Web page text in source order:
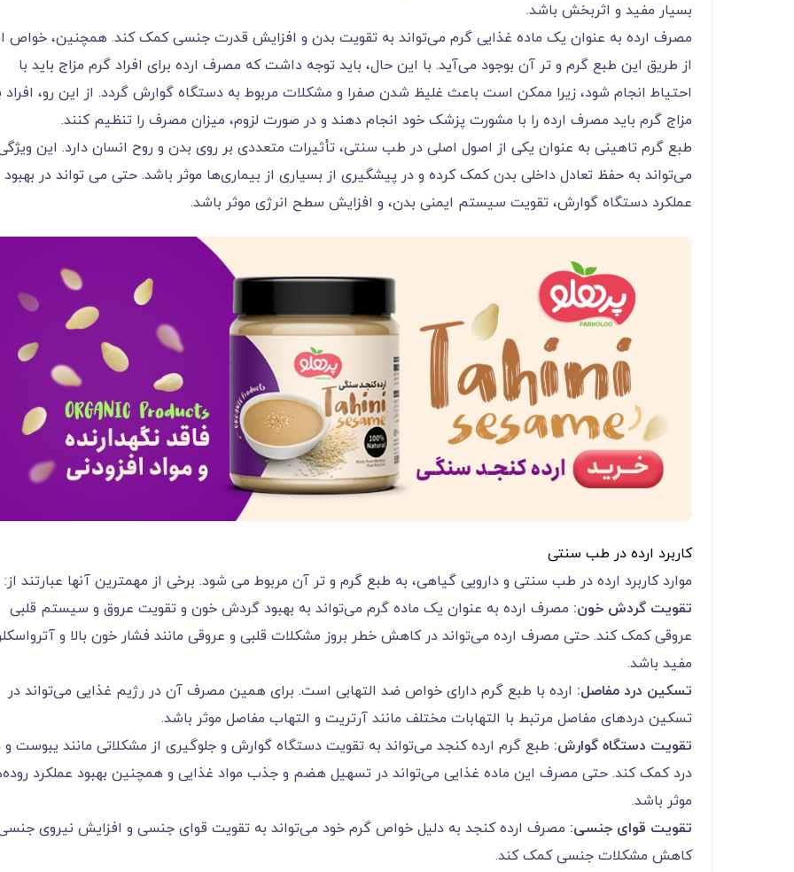
بسیار مفید و اثربخش باشد.
مصرف ارده به عنوان یک ماده غذایی گرم می‌تواند به تقویت بدن و افزایش قدرت جنسی کمک کند. همچنین، خواص
از طریق این طبع گرم و تر آن بوجود می‌آید. با این حال، باید توجه داشت که مصرف ارده برای افراد گرم مزاج باید با
احتیاط انجام شود، زیرا ممکن است باعث غلیظ شدن صفرا و مشکلات مربوط به دستگاه گوارش گردد. از این رو، افراد
مزاج گرم باید مصرف ارده را با مشورت پزشک خود انجام دهند و در صورت لزوم، میزان مصرف را تنظیم کنند.
طبع گرم تاهینی به عنوان یکی از اصول اصلی در طب سنتی، تأثیرات متعددی بر روی بدن و روح انسان دارد. این
می‌تواند به حفظ تعادل داخلی بدن کمک کرده و در پیشگیری از بسیاری از بیماری‌ها موثر باشد. حتی می تواند در بهبود
عملکرد دستگاه گوارش، تقویت سیستم ایمنی بدن، و افزایش سطح انرژی موثر باشد.
کاربرد ارده در طب سنتی
موارد کاربرد ارده در طب سنتی و دارویی گیاهی، به طبع گرم و تر آن مربوط می شود. برخی از مهمترین آنها عبارتند از:
تقویت گردش خون: مصرف ارده به عنوان یک ماده گرم می‌تواند به بهبود گردش خون و تقویت عروق و سیستم قلبی
عروقی کمک کند. حتی مصرف ارده می‌تواند در کاهش خطر بروز مشکلات قلبی و عروقی مانند فشار خون بالا و
مفید باشد.
تسکین درد مفاصل: ارده با طبع گرم دارای خواص ضد التهابی است. برای همین مصرف آن در رژیم غذایی می‌تواند در
تسکین دردهای مفاصل مرتبط با التهابات مختلف مانند آرتریت و التهاب مفاصل موثر باشد.
تقویت دستگاه گوارش: طبع گرم ارده کنجد می‌تواند به تقویت دستگاه گوارش و جلوگیری از مشکلاتی مانند یبوست و
درد کمک کند. حتی مصرف این ماده غذایی می‌تواند در تسهیل هضم و جذب مواد غذایی و همچنین بهبود عملکرد
موثر باشد.
تقویت قوای جنسی: مصرف ارده کنجد به دلیل خواص گرم خود می‌تواند به تقویت قوای جنسی و افزایش نیروی
کاهش مشکلات جنسی کمک کند.